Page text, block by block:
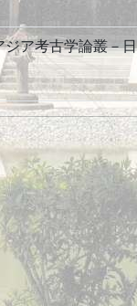
ア考古学論叢－